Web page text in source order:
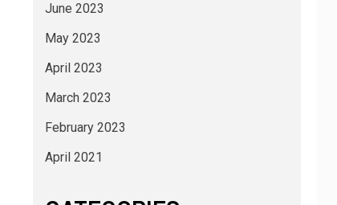
June 2023
May 2023
April 2023
March 2023
February 2023
April 2021